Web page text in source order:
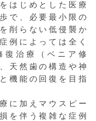
はじめとした医療
で、必要最小限の
削らない低侵襲か
例によっては全く
復治療（ベニア修
天然歯の構造や神
機能の回復を目指
に加えマウスピー
を伴う複雑な症例